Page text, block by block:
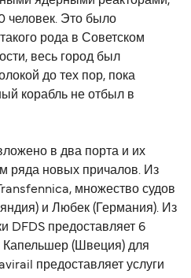
человек. Это было
рода в Советском
весь город был
до тех пор, пока
корабль не отбыл в
в два порта и их
ряда новых причалов. Из
множество судов
и Любек (Германия). Из
DFDS предоставляет 6
Капельшер (Швеция) для
предоставляет услуги